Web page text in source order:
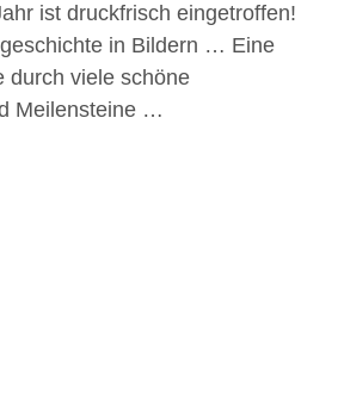
ist druckfrisch eingetroffen!
in Bildern … Eine
durch viele schöne
Meilensteine …